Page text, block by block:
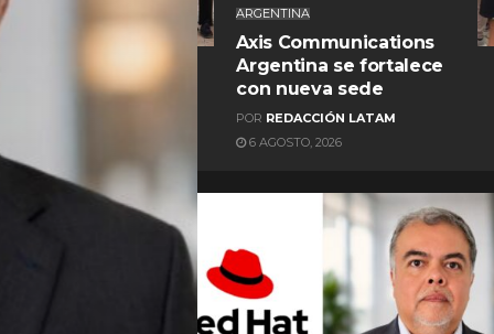
ARGENTINA
Axis Communications
Argentina se fortalece
con nueva sede
POR REDACCIÓN LATAM
6 AGOSTO, 2026